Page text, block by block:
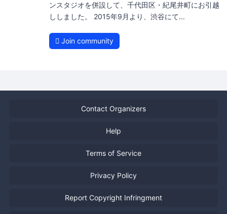
ンスタジオを併設して、千代田区・紀尾井町にお引越
ししました。 2015年9月より、渋谷にて...
Join community
Contact Organizers
Help
Terms of Service
Privacy Policy
Report Copyright Infringment